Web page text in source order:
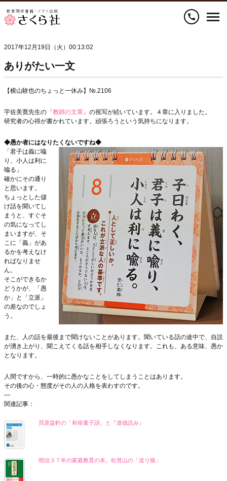
call
2017年12月19日（火）00:13:02
ありがたい一文
【横山験也のちょっと一休み】№.2106
宇佐美寛先生の 『教師の文章』 の視写が続いています。４章に入りました。
研究者の心得が書かれています。頑張ろうという気持ちになります。
◆愚か者にはなりたくないですね◆
「君子は義に喩
り、小人は利に
喩る」
確かにその通り
と思います。
ちょっとした儲
け話を聞いてし
まうと、すぐそ
の気になってし
まいますが、そ
こに「義」があ
るかを考えなけ
ればなりませ
ん。
そこができるか
どうかが、「愚
か」と「立派」
の差なのでしょ
う。
また、人の話を最後まで聞けないことがあります。聞いている話の途中で、自説
が湧き上がり、聞こえてくる話を相手しなくなります。これも、ある意味、愚か
となります。
人間ですから、一時的に愚かなことをしてしまうことはあります。
その後の心・態度がその人の人格を表わすのです。
—
関連記事：
貝原益軒の「和俗童子訓」と『道徳読み』
明治３７年の家庭教育の本。松茸山の「送り狼」